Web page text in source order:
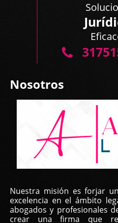
Nos gustó mucho su
Mis mejores deseos y lo
...
Buen día,
Primero que todo para
Nosotros
Nuestra misión es forjar
excelencia en el ámbito
abogados y profesionales
crear una firma que